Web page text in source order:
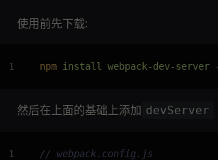
使用前先下载:
npm install webpack-dev-server
1
然后在上面的基础上添加 devServer
// webpack.config.js
1